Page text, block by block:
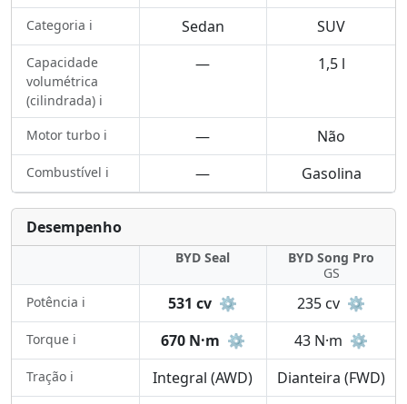
Categoria ℹ️ Sedan SUV
Capacidade
volumétrica
(cilindrada) ℹ️
— 1,5 l
Motor turbo ℹ️ — Não
Combustível ℹ️ — Gasolina
Desempenho
BYD Seal
BYD Song Pro
GS
Potência ℹ️
531 cv ⚙️ 235 cv ⚙️
Torque ℹ️ 670 N·m ⚙️ 43 N·m ⚙️
Tração ℹ️ Integral (AWD) Dianteira (FWD)